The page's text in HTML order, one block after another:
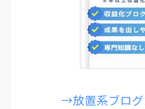
→放置系ブログ